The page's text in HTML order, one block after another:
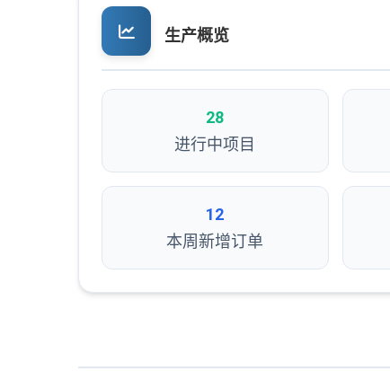
生产概览
28
进行中项目
12
本周新增订单